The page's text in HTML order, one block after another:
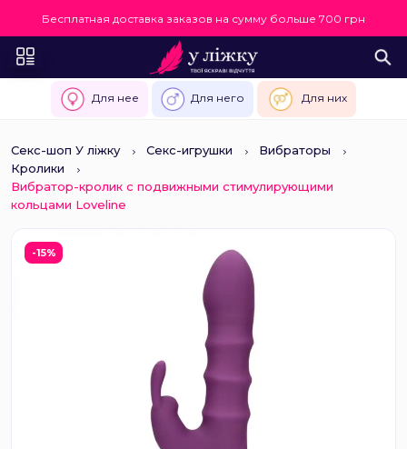
Бесплатная доставка заказов на сумму больше 700 грн
Для нее Для него Для них
Секс-шоп У ліжку Секс-игрушки
Вибраторы
Кролики
Вибратор-кролик с подвижными стимулирующими
кольцами Loveline
-15%